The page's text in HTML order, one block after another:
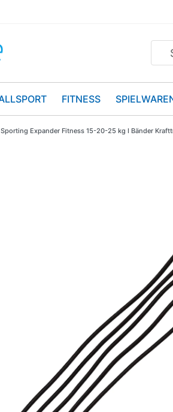
FITNESS
Sporting Expander Fitness 15-20-25 kg I Bänder